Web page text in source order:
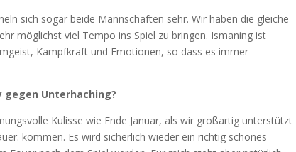
sich sogar beide Mannschaften sehr. Wir haben die gleiche
möglichst viel Tempo ins Spiel zu bringen. Ismaning ist
Kampfkraft und Emotionen, so dass es immer
gegen Unterhaching?
Kulisse wie Ende Januar, als wir großartig unterstützt
kommen. Es wird sicherlich wieder ein richtig schönes